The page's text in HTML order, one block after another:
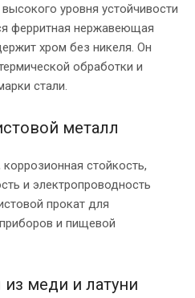
уровня устойчивости
ферритная нержавеющая
хром без никеля. Он
обработки и
стали.
металл
стойкость,
и электропроводность
прокат для
и пищевой
меди и латуни